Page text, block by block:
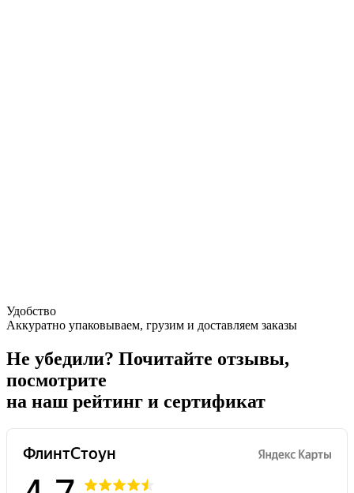
Удобство
Аккуратно упаковываем, грузим и доставляем заказы
Не убедили? Почитайте отзывы,
посмотрите
на наш рейтинг и сертификат